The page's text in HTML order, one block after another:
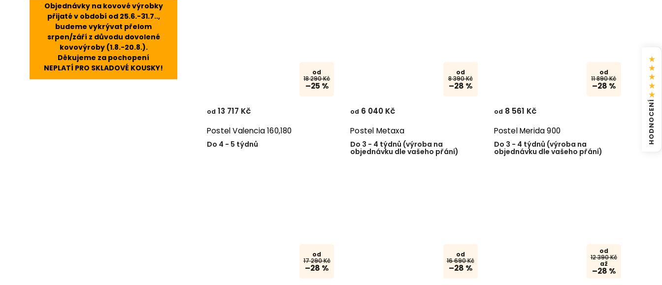
Objednávky na kovové výrobky
přijaté v období od 25.6.-31.7..,
budeme vykrývat přelom
srpen/září z důvodu dovolené
kovovýroby (1.8.-20.8.).
Děkujeme za pochopení
NEPLATÍ PRO SKLADOVÉ KOUSKY!
od
18 290 Kč
–25 %
Postel Valencia 160,180
Do 4 - 5 týdnů
od 13 717 Kč
od
8 390 Kč
–28 %
Postel Metaxa
Do 3 - 4 týdnů (výroba na
objednávku dle vašeho přání)
od 6 040 Kč
od
11 890 Kč
–28 %
Postel Merida 900
Do 3 - 4 týdnů (výroba na
objednávku dle vašeho přání)
od 8 561 Kč
od
17 290 Kč
–28 %
od
16 690 Kč
–28 %
od
12 390 Kč
až
–28 %
★
★
★
★
★
HODNOCENÍ